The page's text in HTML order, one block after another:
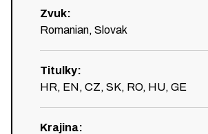
Zvuk:
Romanian, Slovak
Titulky:
HR, EN, CZ, SK, RO, HU, GE
Krajina: